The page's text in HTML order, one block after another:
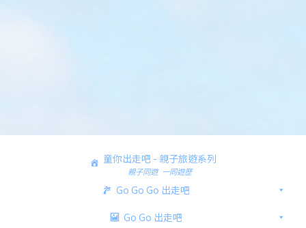
童你出走吧 - 親子旅遊系列
親子同遊 一同遊歷
Go Go Go 出走吧
Go Go 出走吧